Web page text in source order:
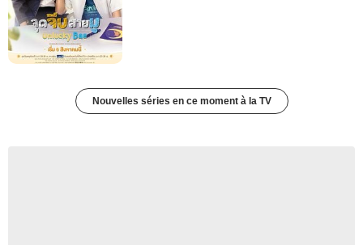
Nouvelles séries en ce moment à la TV